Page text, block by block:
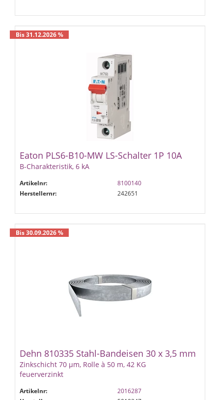
Bis 31.12.2026 %
Eaton PLS6-B10-MW LS-Schalter 1P 10A
B-Charakteristik, 6 kA
Artikelnr:
8100140
Herstellernr:
242651
Bis 30.09.2026 %
Dehn 810335 Stahl-Bandeisen 30 x 3,5 mm
Zinkschicht 70 µm, Rolle à 50 m, 42 KG
feuerverzinkt
Artikelnr:
2016287